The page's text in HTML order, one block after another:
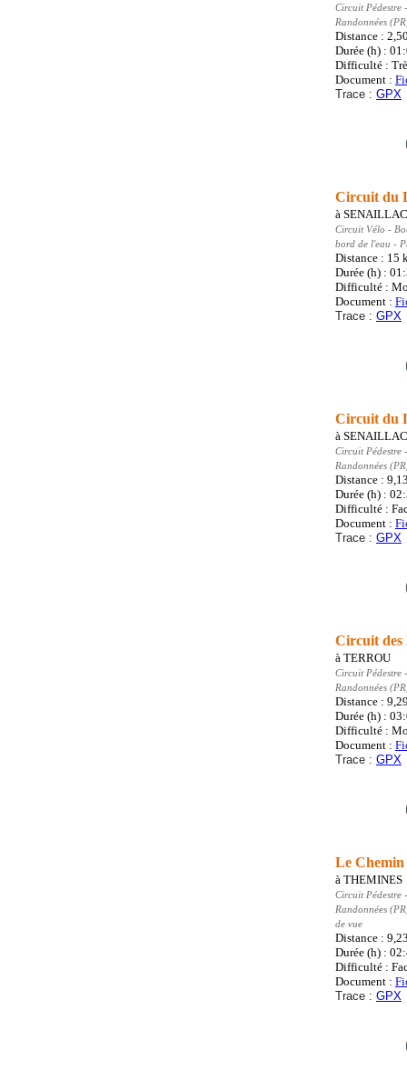
Circuit Pédestre
Randonnées
Distance :
Durée (h) :
Difficulté :
Document :
Trace : GPX
Circuit du
à
Circuit Vélo -
bord de l'eau -
Distance : 15
Durée (h) :
Difficulté :
Document :
Trace : GPX
Circuit du
à
Circuit Pédestre
Randonnées
Distance :
Durée (h) :
Difficulté :
Document :
Trace : GPX
Circuit des
à TERROU
Circuit Pédestre
Randonnées
Distance :
Durée (h) :
Difficulté :
Document :
Trace : GPX
Le Chemin
à THEMINES
Circuit Pédestre
Randonnées
de vue
Distance :
Durée (h) :
Difficulté :
Document :
Trace : GPX